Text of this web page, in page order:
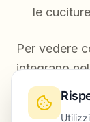
le
Per vedere
integrano
B3mi7i-it
quali